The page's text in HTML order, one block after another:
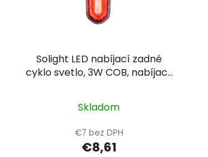
Solight LED nabíjací zadné
cyklo svetlo, 3W COB, nabíjací,
Skladom
€7 bez DPH
€8,61